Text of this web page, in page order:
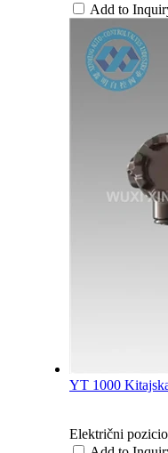
Add to
YT 1000
Električni